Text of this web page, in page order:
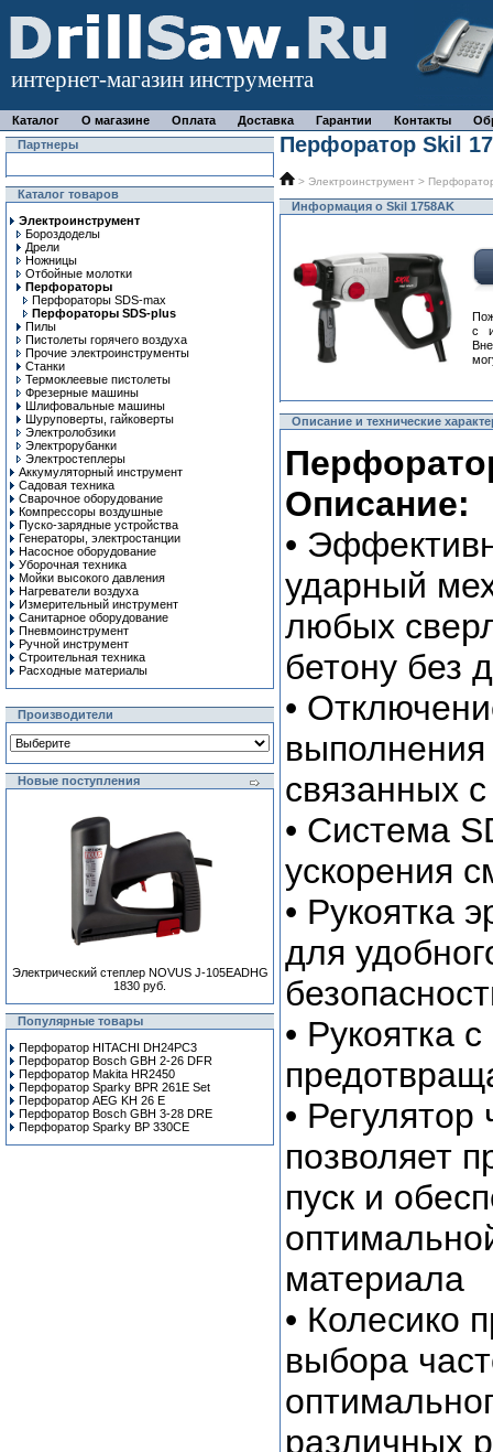
интернет-магазин инструмента
Каталог О магазине Оплата Доставка Гарантии Контакты
Партнеры
Каталог товаров
Электроинструмент
Бороздоделы
Дрели
Ножницы
Отбойные молотки
Перфораторы
Перфораторы SDS-max
Перфораторы SDS-plus
Пилы
Пистолеты горячего воздуха
Прочие электроинструменты
Станки
Термоклеевые пистолеты
Фрезерные машины
Шлифовальные машины
Шуруповерты, гайковерты
Электролобзики
Электрорубанки
Электростеплеры
Аккумуляторный инструмент
Садовая техника
Сварочное оборудование
Компрессоры воздушные
Пуско-зарядные устройства
Генераторы, электростанции
Насосное оборудование
Уборочная техника
Мойки высокого давления
Нагреватели воздуха
Измерительный инструмент
Санитарное оборудование
Пневмоинструмент
Ручной инcтрумент
Строительная техника
Расходные материалы
Производители
Новые поступления
Электрический степлер NOVUS J-105EADHG
1830 руб.
Популярные товары
Перфоратор HITACHI DH24PC3
Перфоратор Bosch GBH 2-26 DFR
Перфоратор Makita HR2450
Перфоратор Sparky BPR 261E Set
Перфоратор AEG KH 26 E
Перфоратор Bosch GBH 3-28 DRE
Перфоратор Sparky BP 330CE
Перфоратор Skil
> Электроинструмент >
Информация о Skil 1758AK
с
Описание и технические
Описание:
•
ударный
любых
бетону без
•
связанных
• Система
ускорения
• Рукоятка
для
• Рукоятка
•
позволяет
пуск и
материала
• Колесико
выбора
различных